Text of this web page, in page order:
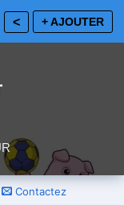
+ AJOUTER
<
Contactez